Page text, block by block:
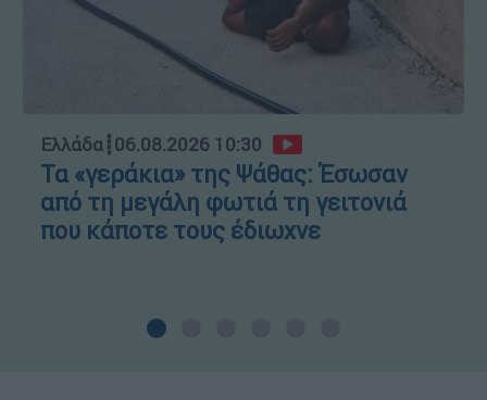
Ελλάδα┋06.08.2026 10:30
Τα «γεράκια» της Ψάθας: Έσωσαν
από τη μεγάλη φωτιά τη γειτονιά
που κάποτε τους έδιωχνε